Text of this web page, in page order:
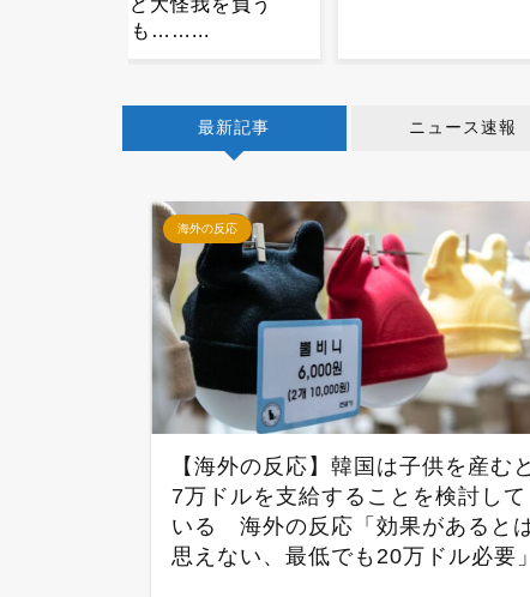
最新記事 ニュース速報
海外の反応
【海外の反応】韓国は子供を産むと
7万ドルを支給することを検討して
いる 海外の反応「効果があると
思えない、最低でも20万ドル必要」